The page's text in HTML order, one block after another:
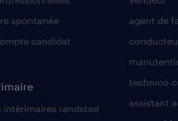
spontanée
candidat
intérimaires randstad
agent de
technico-
assistant